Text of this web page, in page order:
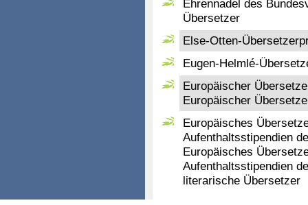
Ehrennadel des
Übersetzer
Else-Otten-
Eugen-Helmlé-
Europäischer
Europäischer
Europäisches
Aufenthaltsstipendien
Europäisches
Aufenthaltsstipendien
literarische Übersetzer